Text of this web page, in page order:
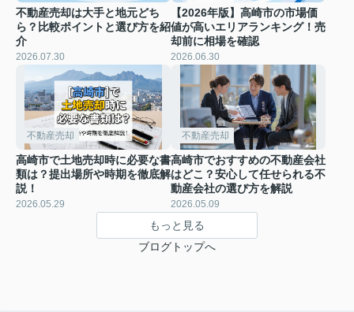
不動産売却は大手と地元どち
ら？比較ポイントと選び方を紹
介
2026.07.30
【2026年版】高崎市の市場価
値が高いエリアランキング！売
却前に相場を確認
2026.06.30
不動産売却
高崎市で土地売却時に必要な書
類は？提出場所や時期を徹底解
説！
2026.05.29
不動産売却
高崎市でおすすめの不動産会社
はどこ？安心して任せられる不
動産会社の選び方を解説
2026.05.09
もっと見る
ブログトップへ